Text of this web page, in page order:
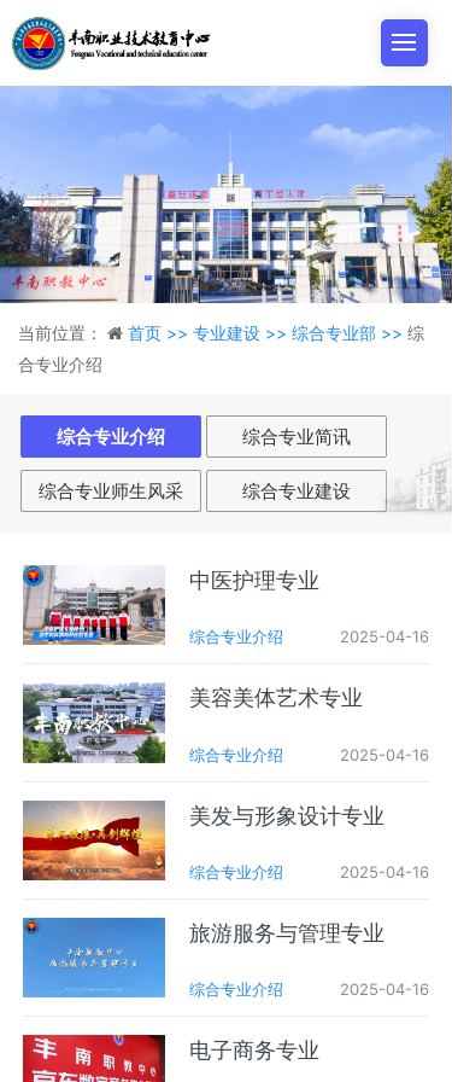
当前位置： 首页 >> 专业建设 >> 综合专业部 >> 综
合专业介绍
综合专业介绍 综合专业简讯
综合专业师生风采 综合专业建设
中医护理专业
综合专业介绍 2025-04-16
美容美体艺术专业
综合专业介绍 2025-04-16
美发与形象设计专业
综合专业介绍 2025-04-16
旅游服务与管理专业
综合专业介绍 2025-04-16
电子商务专业